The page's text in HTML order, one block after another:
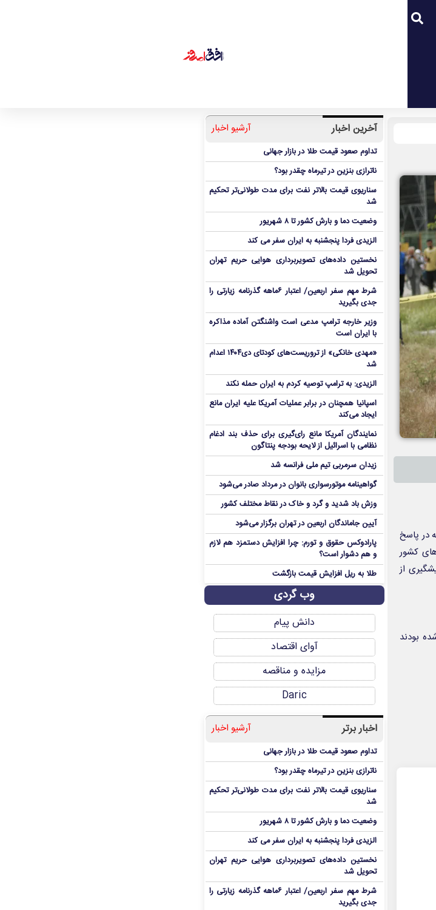
در پاسخ
کشور
از
شده بودند
آخرین اخبار آرشیو اخبار
تداوم صعود قیمت طلا در بازار جهانی
ناترازی بنزین در تیرماه چقدر بود؟
سناریوی قیمت بالاتر نفت برای مدت طولانی‌تر تحکیم
شد
وضعیت دما و بارش کشور تا ۸ شهریور
الزیدی فردا پنجشنبه به ایران سفر می کند
نخستین داده‌های تصویربرداری هوایی حریم تهران
تحویل شد
شرط مهم سفر اربعین/ اعتبار ۶ماهه گذرنامه زیارتی را
جدی بگیرید
وزیر خارجه ترامپ مدعی است واشنگتن آماده مذاکره
با ایران است
«مهدی خانکی» از تروریست‌های کودتای دی۱۴۰۴ اعدام
شد
الزیدی: به ترامپ توصیه کردم به ایران حمله نکند
اسپانیا همچنان در برابر عملیات آمریکا علیه ایران مانع
ایجاد می‌کند
نمایندگان آمریکا مانع رای‌گیری برای حذف بند ادغام
نظامی با اسرائیل از لایحه بودجه پنتاگون
زیدان سرمربی تیم ملی فرانسه شد
گواهینامه موتورسواری بانوان در مرداد صادر می‌شود
وزش باد شدید و گرد و خاک در نقاط مختلف کشور
آیین جاماندگان اربعین در تهران برگزار می‌شود
پارادوکس حقوق و تورم: چرا افزایش دستمزد هم لازم
و هم دشوار است؟
طلا به ریل افزایش قیمت بازگشت
وب گردی
دانش پیام
آوای اقتصاد
مزایده و مناقصه
Daric
اخبار برتر آرشیو اخبار
تداوم صعود قیمت طلا در بازار جهانی
ناترازی بنزین در تیرماه چقدر بود؟
سناریوی قیمت بالاتر نفت برای مدت طولانی‌تر تحکیم
شد
وضعیت دما و بارش کشور تا ۸ شهریور
الزیدی فردا پنجشنبه به ایران سفر می کند
نخستین داده‌های تصویربرداری هوایی حریم تهران
تحویل شد
شرط مهم سفر اربعین/ اعتبار ۶ماهه گذرنامه زیارتی را
جدی بگیرید